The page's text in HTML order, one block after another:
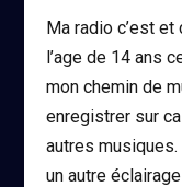
Ma radio c’est et
l’age de 14 ans
mon chemin de
enregistrer sur
autres musiques.
un autre